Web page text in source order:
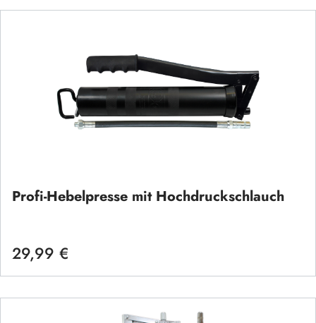
Profi-Hebelpresse mit Hochdruckschlauch
Regulärer Preis:
29,99 €